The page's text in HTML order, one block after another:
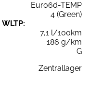
Euro6d-TEMP
4 (Green)
7,1 l/100km
186 g/km
G
Zentrallager